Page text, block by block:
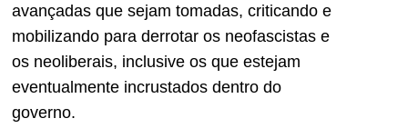
avançadas que sejam tomadas, criticando e
mobilizando para derrotar os neofascistas e
os neoliberais, inclusive os que estejam
eventualmente incrustados dentro do
governo.